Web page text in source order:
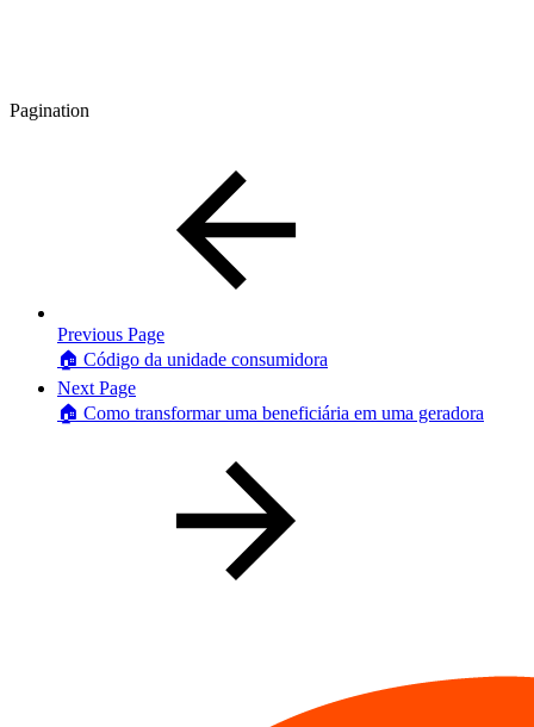
Pagination
Previous Page
🏠 Código da unidade consumidora
Next Page
🏠 Como transformar uma beneficiária em uma geradora